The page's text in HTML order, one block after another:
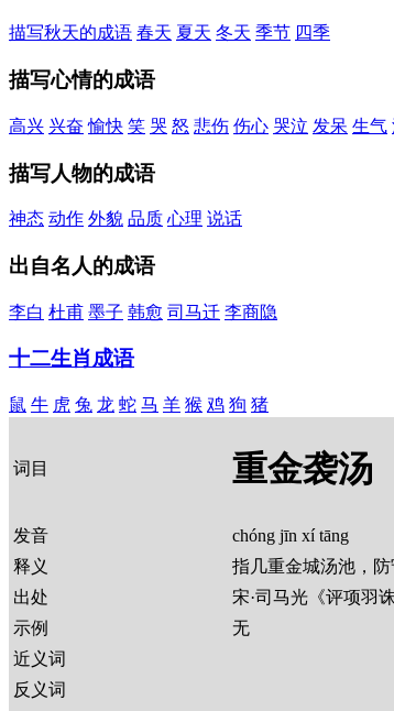
描写秋天的成语 春天 夏天 冬天 季节 四季
描写心情的成语
高兴 兴奋 愉快 笑 哭 怒 悲伤 伤心 哭泣 发呆 生气
描写人物的成语
神态 动作 外貌 品质 心理 说话
出自名人的成语
李白 杜甫 墨子 韩愈 司马迁 李商隐
十二生肖成语
鼠 牛 虎 兔 龙 蛇 马 羊 猴 鸡 狗 猪
词目 重金袭汤
发音
chóng jīn xí tāng
释义
指几重金城汤池，防
出处
宋·司马光《评项羽
示例
无
近义词
反义词